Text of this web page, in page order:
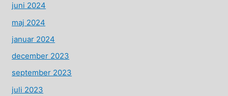
juni 2024
maj 2024
januar 2024
december 2023
september 2023
juli 2023